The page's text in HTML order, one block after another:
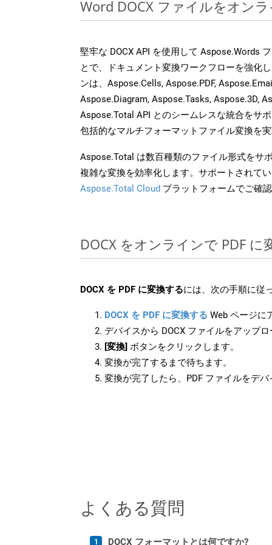
Word DOCX ファイルをオン
堅牢な DOCX API を使用して Aspose.Words
とで、ドキュメント変換ワークフローを強化
ンは、Aspose.Cells, Aspose.PDF,
Aspose.Diagram, Aspose.Tasks, Aspose.3D,
Aspose.Total API とのシームレスな統合をサ
包括的なマルチフォーマットファイル変換を
Aspose.Total は数百種類のファイル形式をサ
複雑な変換を効率化します。サポートされて
Aspose.Total Cloud プラットフォームでご確
DOCX をオンラインで PDF に
DOCX を PDF に変換するには、次の手順に従
DOCX を PDF に変換する Web ページに
デバイスから DOCX ファイルをアップ
[変換] ボタンをクリックします。
変換が完了するまで待ちます。
変換が完了したら、PDF ファイルをデ
よくある質問
DOCX フォーマットとは何ですか?